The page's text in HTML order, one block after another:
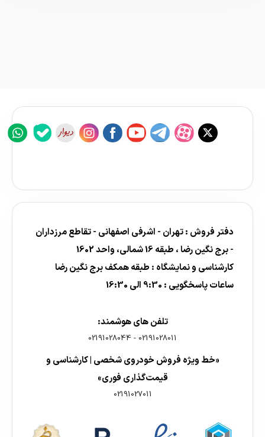
دفتر فروش : تهران - اشرفی اصفهانی - تقاطع مرزداران
- برج نگین رضا ، طبقه 16 شمالی، واحد 1602
کارشناسی و نمایشگاه : طبقه همکف برج نگین رضا
ساعات پاسخگویی : 9:30 الی 16:30
تلفن های هوشمند:
02191028011
-
02191028044
«خط ویژه فروش خودروی شخصی | کارشناسی و
قیمت‌گذاری فوری»
02191027011